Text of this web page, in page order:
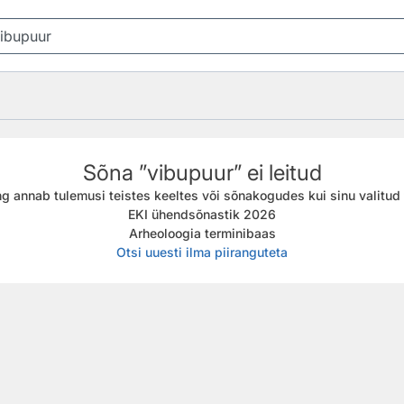
Sõna ”vibupuur” ei leitud
annab tulemusi teistes keeltes või sõnakogudes kui sinu
EKI ühendsõnastik 2026
Arheoloogia terminibaas
Otsi uuesti ilma piiranguteta